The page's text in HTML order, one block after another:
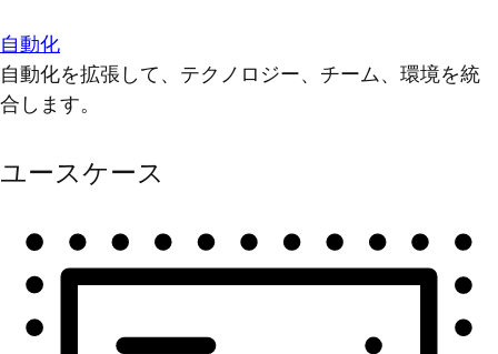
自動化
自動化を拡張して、テクノロジー、チーム、環境を統
合します。
ユースケース